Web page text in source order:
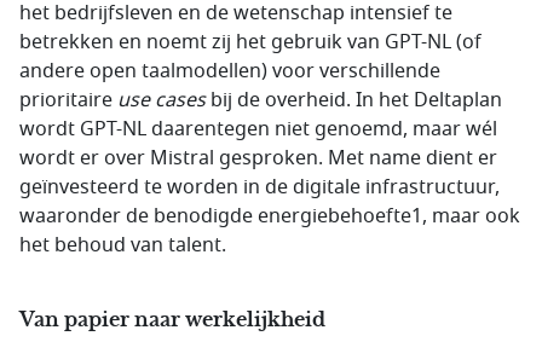
het bedrijfsleven en de wetenschap intensief te
betrekken en noemt zij het gebruik van GPT-NL (of
andere open taalmodellen) voor verschillende
prioritaire use casesbij de overheid. In het Deltaplan
wordt GPT-NL daarentegen niet genoemd, maar wél
wordt er over Mistral gesproken. Met name dient er
geïnvesteerd te worden in de digitale infrastructuur,
waaronder de benodigde energiebehoefte1, maar ook
het behoud van talent.
Van papier naar werkelijkheid